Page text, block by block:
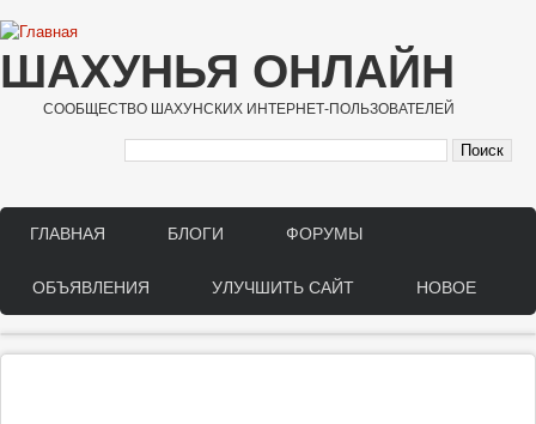
Перейти к основному содержанию
ШАХУНЬЯ ОНЛАЙН
СООБЩЕСТВО ШАХУНСКИХ ИНТЕРНЕТ-ПОЛЬЗОВАТЕЛЕЙ
Main menu
ГЛАВНАЯ БЛОГИ ФОРУМЫ
ОБЪЯВЛЕНИЯ УЛУЧШИТЬ САЙТ НОВОЕ